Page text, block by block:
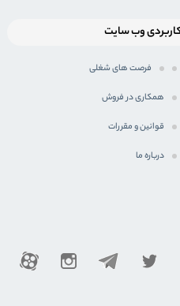
وب سایت
فرصت های شغلی
همکاری در فروش
قوانین و مقررات
درباره ما